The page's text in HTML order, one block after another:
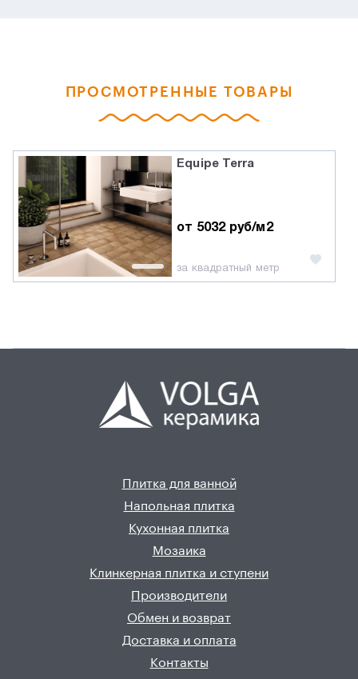
ПРОСМОТРЕННЫЕ ТОВАРЫ
Equipe Terra
от 5032 руб/м2
за квадратный метр
Плитка для ванной
Напольная плитка
Кухонная плитка
Мозаика
Клинкерная плитка и ступени
Производители
Обмен и возврат
Доставка и оплата
Контакты